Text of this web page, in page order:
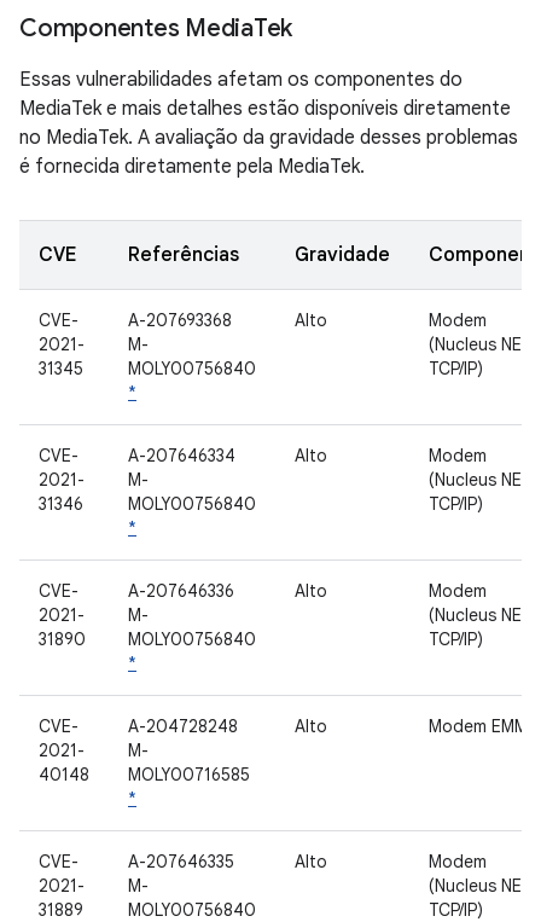
Componentes MediaTek
Essas vulnerabilidades afetam os componentes do
MediaTek e mais detalhes estão disponíveis diretamente
no MediaTek. A avaliação da gravidade desses problemas
é fornecida diretamente pela MediaTek.
CVE Referências Gravidade
CVE-
2021-
31345
A-207693368
M-
MOLY00756840
*
Alto
Modem
(Nucleus NET
TCP/IP)
CVE-
2021-
31346
A-207646334
M-
MOLY00756840
*
Alto
Modem
(Nucleus NET
TCP/IP)
CVE-
2021-
31890
A-207646336
M-
MOLY00756840
*
Alto
Modem
(Nucleus NET
TCP/IP)
CVE-
2021-
40148
A-204728248
M-
MOLY00716585
*
Alto Modem EMM
CVE-
2021-
31889
A-207646335
M-
MOLY00756840
Alto
Modem
(Nucleus NET
TCP/IP)